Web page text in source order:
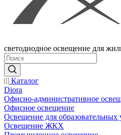
светодиодное освещение для
Каталог
Diora
Офисно-административное
Офисное освещение
Освещение для образовательных
Освещение ЖКХ